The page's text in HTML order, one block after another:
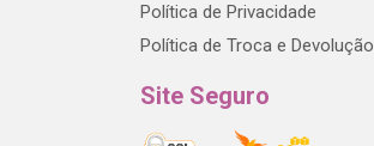
Política de Privacidade
Política de Troca e Devolução
Site Seguro